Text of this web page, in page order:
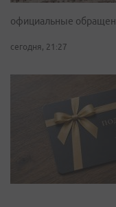
официальные
сегодня, 21:27